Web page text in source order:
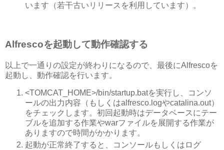
います（若干古いリリースを利用しています）。
Alfrescoを起動して動作確認する
以上で一通りの設定が終わりになるので、最後にAlfrescoを
起動し、動作確認を行います。
<TOMCAT_HOME>/bin/startup.batを実行し、コンソ
ールの出力内容（もしくはalfresco.logやcatalina.out）
をチェックします。初回起動時はデータベースにテー
ブルを追加する作業やwarファイルを展開する作業が
ありますので時間がかかります。
起動が正常終了すると、コンソールもしくはログ